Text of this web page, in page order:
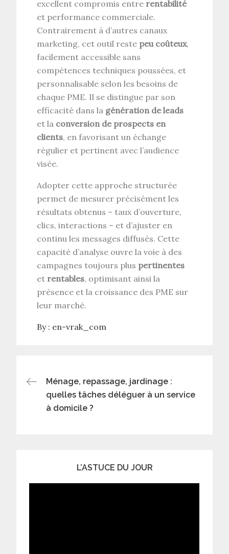
excellent compromis entre rentabilité
et performance commerciale.
Contrairement à d’autres canaux
marketing, cet outil reste peu coûteux,
facilement accessible sans
compétences techniques poussées, et
personnalisable selon les besoins de
chaque PME. Il se distingue par son
efficacité dans la génération de leads
et la conversion de prospects en
clients, en favorisant un échange
régulier et pertinent avec l’audience
visée.
Adopter cette approche structurée
permet de mesurer précisément les
résultats obtenus – taux d’ouverture,
clics, interactions – et d’ajuster en
continu les messages diffusés. Cette
capacité d’analyse ouvre la voie à des
campagnes toujours plus pertinentes
et rentables, optimisant ainsi la
présence et la croissance des PME sur
leur marché.
By : en-vrak_com
Navigation
de
Ménage, repassage, jardinage :
quelles tâches déléguer à un service
à domicile ?
L’ASTUCE DU JOUR